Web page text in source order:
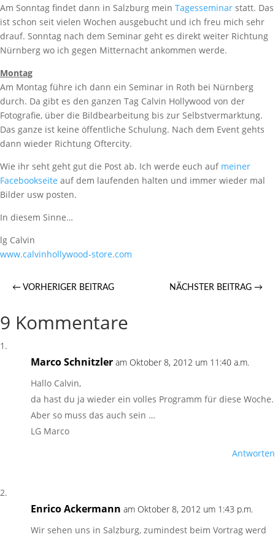
Am Sonntag findet dann in Salzburg mein Tagesseminar statt. Das
ist schon seit vielen Wochen ausgebucht und ich freu mich sehr
drauf. Sonntag nach dem Seminar geht es direkt weiter Richtung
Nürnberg wo ich gegen Mitternacht ankommen werde.
Montag
Am Montag führe ich dann ein Seminar in Roth bei Nürnberg
durch. Da gibt es den ganzen Tag Calvin Hollywood von der
Fotografie, über die Bildbearbeitung bis zur Selbstvermarktung.
Das ganze ist keine öffentliche Schulung. Nach dem Event gehts
dann wieder Richtung Oftercity.
Wie ihr seht geht gut die Post ab. Ich werde euch auf meiner
Facebookseite auf dem laufenden halten und immer wieder mal
Bilder usw posten.
In diesem Sinne…
lg Calvin
www.calvinhollywood-store.com
← VORHERIGER BEITRAG NÄCHSTER BEITRAG →
9 Kommentare
Marco Schnitzler am Oktober 8, 2012 um 11:40 a.m.
Hallo Calvin,
da hast du ja wieder ein volles Programm für diese Woche.
Aber so muss das auch sein …
LG Marco
Antworten
Enrico Ackermann am Oktober 8, 2012 um 1:43 p.m.
Wir sehen uns in Salzburg, zumindest beim Vortrag werd